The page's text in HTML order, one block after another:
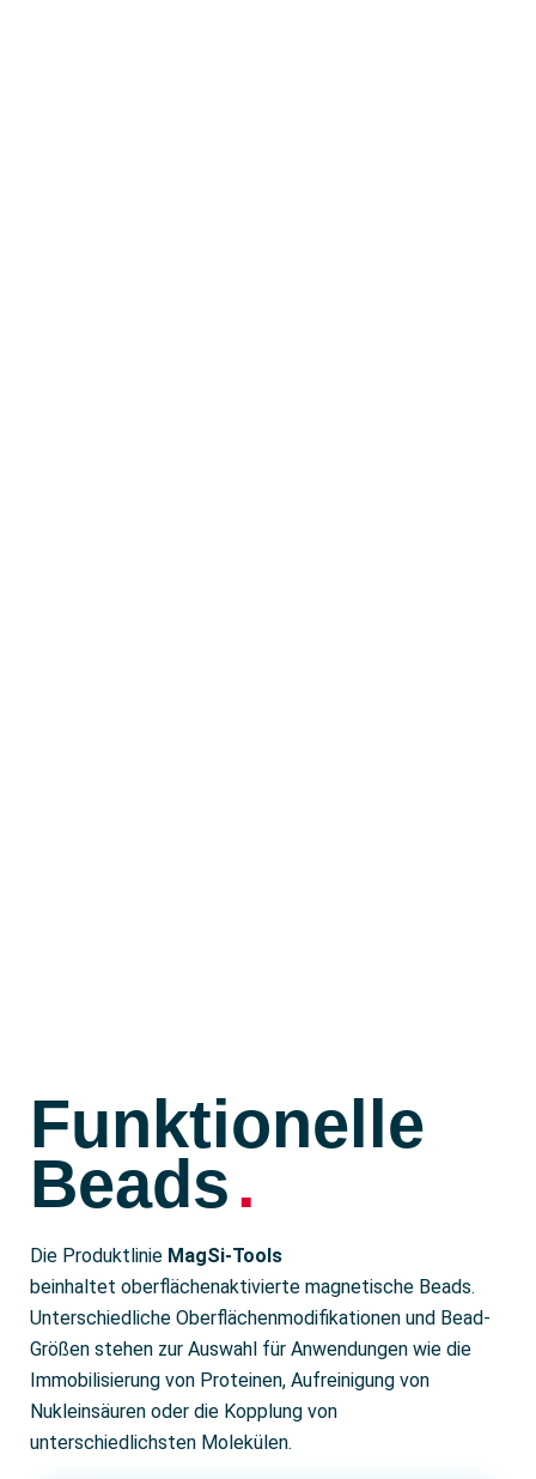
Funktionelle
Beads
.
Die Produktlinie MagSi-Tools
beinhaltet oberflächenaktivierte magnetische Beads.
Unterschiedliche Oberflächenmodifikationen und Bead-
Größen stehen zur Auswahl für Anwendungen wie die
Immobilisierung von Proteinen, Aufreinigung von
Nukleinsäuren oder die Kopplung von
unterschiedlichsten Molekülen.